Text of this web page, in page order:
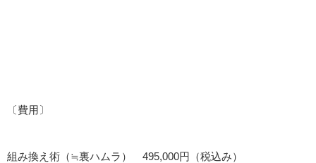
〔費用〕
組み換え術（≒裏ハムラ） 495,000円（税込み）